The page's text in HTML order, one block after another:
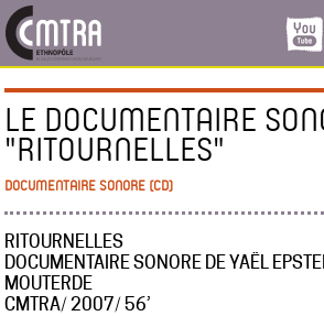
LE DOCUMENTAIRE
"RITOURNELLES"
DOCUMENTAIRE SONORE (CD)
RITOURNELLES
DOCUMENTAIRE SONORE DE YAËL
MOUTERDE
CMTRA/ 2007/ 56’